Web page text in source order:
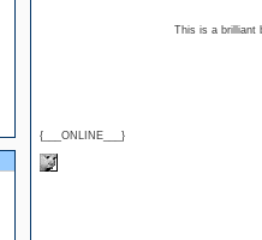
{___ONLINE___}
This is a